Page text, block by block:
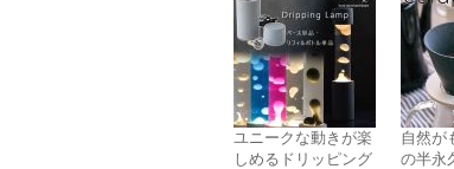
ユニークな動きが楽
しめるドリッピング
自然が
の半永